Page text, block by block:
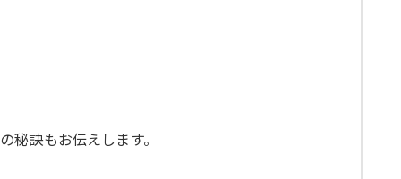
訣もお伝えします。